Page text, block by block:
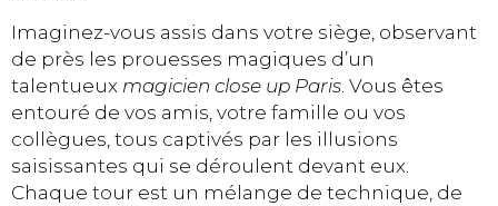
Imaginez-vous assis dans votre siège, observant
de près les prouesses magiques d’un
talentueux magicien close up Paris. Vous êtes
entouré de vos amis, votre famille ou vos
collègues, tous captivés par les illusions
saisissantes qui se déroulent devant eux.
Chaque tour est un mélange de technique, de